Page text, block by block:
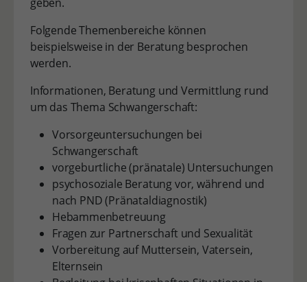
Folgende Themenbereiche können
beispielsweise in der Beratung besprochen
werden.
Informationen, Beratung und Vermittlung rund
um das Thema Schwangerschaft:
Vorsorgeuntersuchungen bei
Schwangerschaft
vorgeburtliche (pränatale) Untersuchungen
psychosoziale Beratung vor, während und
nach PND (Pränataldiagnostik)
Hebammenbetreuung
Fragen zur Partnerschaft und Sexualität
Vorbereitung auf Muttersein, Vatersein,
Elternsein